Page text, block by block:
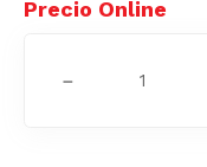
－